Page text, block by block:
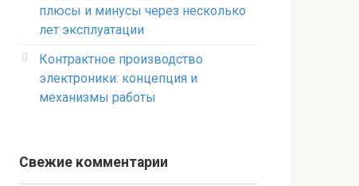
плюсы и минусы через несколько
лет эксплуатации
Контрактное производство
электроники: концепция и
механизмы работы
Свежие комментарии